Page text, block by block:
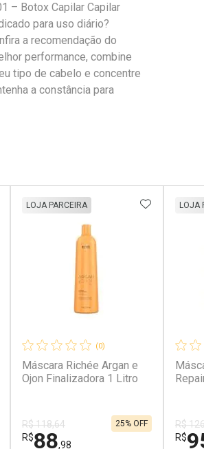
– Botox Capilar Capilar
para uso diário?
a recomendação do
performance, combine
tipo de cabelo e concentre
a constância para
AOS FAVORITOS
(0)
Máscara Richée Argan e
Ojon Finalizadora 1 Litro
LOJA PARCEIRA
R$ 118,64
R$88,98
25% OFF
LOJA
R$
R$